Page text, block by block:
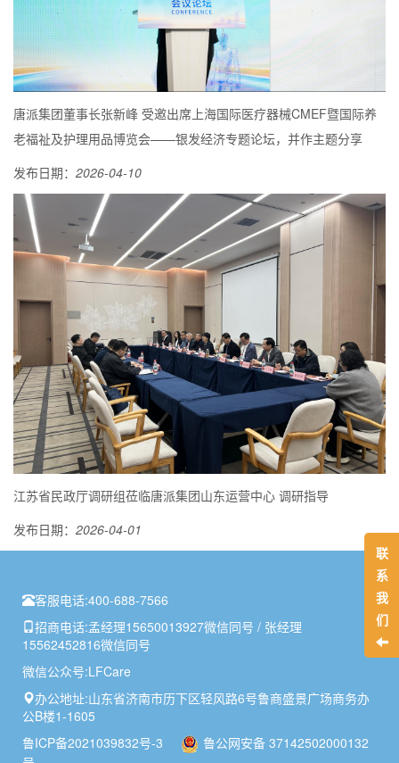
唐派集团董事长张新峰 受邀出席上海国际医疗器械CMEF暨国际养
老福祉及护理用品博览会——银发经济专题论坛，并作主题分享
发布日期： 2026-04-10
江苏省民政厅调研组莅临唐派集团山东运营中心 调研指导
发布日期： 2026-04-01
客服电话:400-688-7566
招商电话:孟经理15650013927微信同号 / 张经理
15562452816微信同号
微信公众号:LFCare
办公地址:山东省济南市历下区轻风路6号鲁商盛景广场商务办
公B楼1-1605
鲁ICP备2021039832号-3
鲁公网安备 37142502000132
联
系
我
们